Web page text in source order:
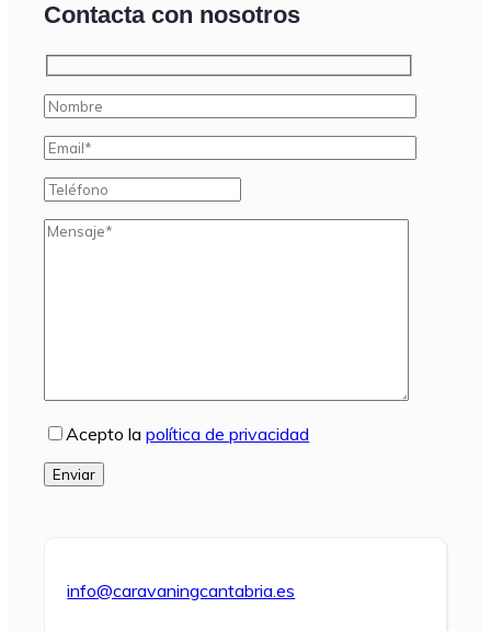
Contacta con nosotros
Acepto lapolítica de privacidad
Enviar
info@caravaningcantabria.es